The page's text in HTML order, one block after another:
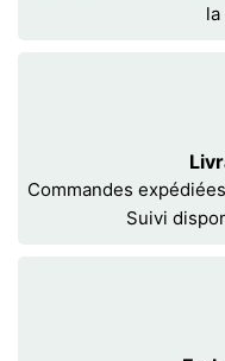
la
Commandes
Suivi